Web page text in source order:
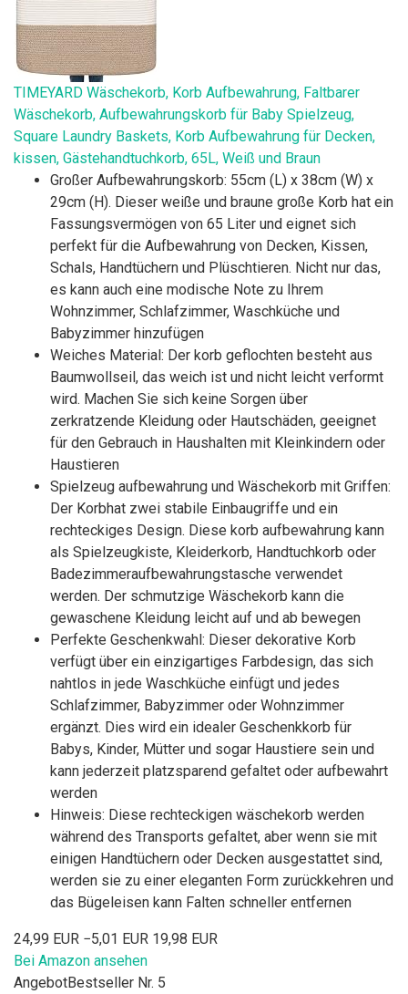
TIMEYARD Wäschekorb, Korb Aufbewahrung, Faltbarer
Wäschekorb, Aufbewahrungskorb für Baby Spielzeug,
Square Laundry Baskets, Korb Aufbewahrung für Decken,
kissen, Gästehandtuchkorb, 65L, Weiß und Braun
Großer Aufbewahrungskorb: 55cm (L) x 38cm (W) x
29cm (H). Dieser weiße und braune große Korb hat ein
Fassungsvermögen von 65 Liter und eignet sich
perfekt für die Aufbewahrung von Decken, Kissen,
Schals, Handtüchern und Plüschtieren. Nicht nur das,
es kann auch eine modische Note zu Ihrem
Wohnzimmer, Schlafzimmer, Waschküche und
Babyzimmer hinzufügen
Weiches Material: Der korb geflochten besteht aus
Baumwollseil, das weich ist und nicht leicht verformt
wird. Machen Sie sich keine Sorgen über
zerkratzende Kleidung oder Hautschäden, geeignet
für den Gebrauch in Haushalten mit Kleinkindern oder
Haustieren
Spielzeug aufbewahrung und Wäschekorb mit Griffen:
Der Korbhat zwei stabile Einbaugriffe und ein
rechteckiges Design. Diese korb aufbewahrung kann
als Spielzeugkiste, Kleiderkorb, Handtuchkorb oder
Badezimmeraufbewahrungstasche verwendet
werden. Der schmutzige Wäschekorb kann die
gewaschene Kleidung leicht auf und ab bewegen
Perfekte Geschenkwahl: Dieser dekorative Korb
verfügt über ein einzigartiges Farbdesign, das sich
nahtlos in jede Waschküche einfügt und jedes
Schlafzimmer, Babyzimmer oder Wohnzimmer
ergänzt. Dies wird ein idealer Geschenkkorb für
Babys, Kinder, Mütter und sogar Haustiere sein und
kann jederzeit platzsparend gefaltet oder aufbewahrt
werden
Hinweis: Diese rechteckigen wäschekorb werden
während des Transports gefaltet, aber wenn sie mit
einigen Handtüchern oder Decken ausgestattet sind,
werden sie zu einer eleganten Form zurückkehren und
das Bügeleisen kann Falten schneller entfernen
24,99 EUR −5,01 EUR 19,98 EUR
Bei Amazon ansehen
AngebotBestseller Nr. 5